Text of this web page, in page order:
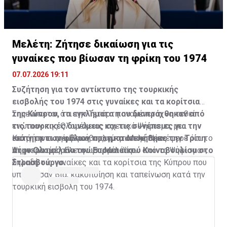
Μελέτη: Ζήτησε δικαίωση για τις
γυναίκες που βίωσαν τη φρίκη του 1974
07.07.2026 19:11
Συζήτηση για τον αντίκτυπο της τουρκικής
εισβολής του 1974 στις γυναίκες και τα κορίτσια
της Κύπρου, τα εγκλήματα που διαπράχθηκαν από
τις τουρκικές δυνάμεις και τις συνέπειες για την
ισότητα των φύλων πραγματοποιήθηκε την Τρίτη
στην Ολομέλεια του Ευρωπαϊκού Κοινοβουλίου στο
Στρασβούργο.
Σημειώνεται ότι την Τετάρτη αναμένεται να τεθεί
ενώπιον της Ολομέλειας σχετικό Ψήφισμα, με
εισηγήτρια την Ευρωβουλεύτρια της Νέας
Δημοκρατίας, Ελεονώρα Μελέτη.
Κατά την παρέμβασή της, η κα. Μελέτη ανέφερε ότι το
Ψήφισμα αφορά «την ιστορία πίσω από το Ψήφισμα»,
δηλαδή τις γυναίκες και τα κορίτσια της Κύπρου που
υπέστησαν βία, κακοποίηση και ταπείνωση κατά την
τουρκική εισβολή του 1974.